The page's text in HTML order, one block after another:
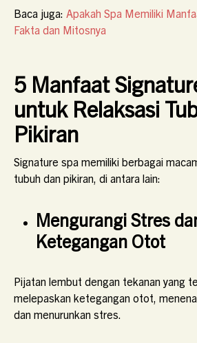
Baca juga: Apakah Spa Memiliki
Fakta dan Mitosnya
5 Manfaat
untuk Relaksasi
Pikiran
Signature spa memiliki berbagai
tubuh dan pikiran, di antara lain:
Mengurangi Stres
Ketegangan Otot
Pijatan lembut dengan tekanan yang
melepaskan ketegangan otot,
dan menurunkan stres.